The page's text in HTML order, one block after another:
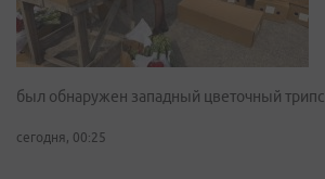
был обнаружен западный цветочный трипс
сегодня, 00:25